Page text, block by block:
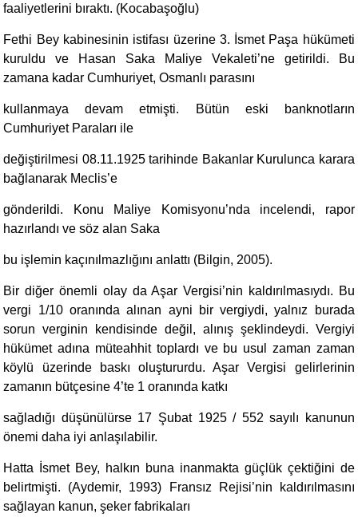
faaliyetlerini bıraktı. (Kocabaşoğlu)
Fethi Bey kabinesinin istifası üzerine 3. İsmet Paşa hükümeti
kuruldu ve Hasan Saka Maliye Vekaleti’ne getirildi. Bu
zamana kadar Cumhuriyet, Osmanlı parasını
kullanmaya devam etmişti. Bütün eski banknotların
Cumhuriyet Paraları ile
değiştirilmesi 08.11.1925 tarihinde Bakanlar Kurulunca karara
bağlanarak Meclis’e
gönderildi. Konu Maliye Komisyonu’nda incelendi, rapor
hazırlandı ve söz alan Saka
bu işlemin kaçınılmazlığını anlattı (Bilgin, 2005).
Bir diğer önemli olay da Aşar Vergisi’nin kaldırılmasıydı. Bu
vergi 1/10 oranında alınan ayni bir vergiydi, yalnız burada
sorun verginin kendisinde değil, alınış şeklindeydi. Vergiyi
hükümet adına müteahhit toplardı ve bu usul zaman zaman
köylü üzerinde baskı oluştururdu. Aşar Vergisi gelirlerinin
zamanın bütçesine 4’te 1 oranında katkı
sağladığı düşünülürse 17 Şubat 1925 / 552 sayılı kanunun
önemi daha iyi anlaşılabilir.
Hatta İsmet Bey, halkın buna inanmakta güçlük çektiğini de
belirtmişti. (Aydemir, 1993) Fransız Rejisi’nin kaldırılmasını
sağlayan kanun, şeker fabrikaları